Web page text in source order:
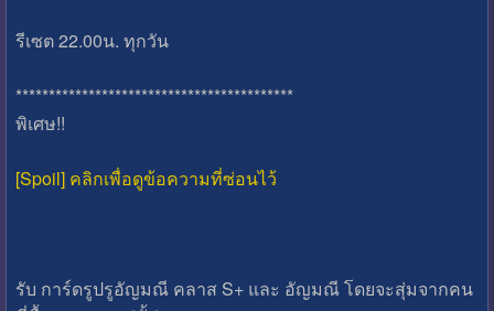
รีเซต 22.00น. ทุกวัน
******************************************
พิเศษ!!
[Spoil] คลิกเพื่อดูข้อความที่ซ่อนไว้
รับ การ์ดรูปรูอัญมณี คลาส S+ และ อัญมณี โดยจะสุ่มจากคน